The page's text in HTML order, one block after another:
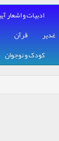
ادبیات و اشعار
غدیر قرآن
کودک و نوجوان